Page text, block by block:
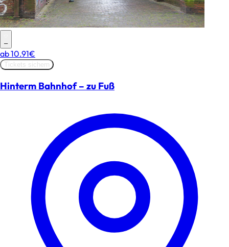
–
ab10.91€
Tickets sichern
Hinterm Bahnhof – zu Fuß